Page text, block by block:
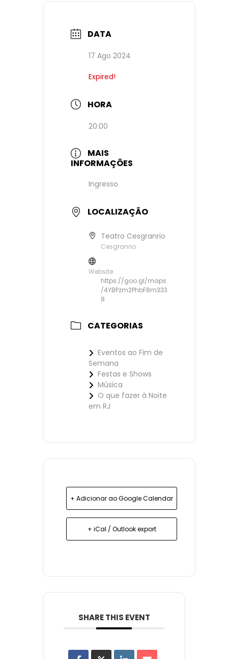
DATA
17 Ago 2024
Expired!
HORA
20:00
MAIS
INFORMAÇÕES
Ingresso
LOCALIZAÇÃO
Teatro Cesgranrio
Cesgranrio
Website
https://goo.gl/maps
/4YBPzm2PhbF8m333
8
CATEGORIAS
Eventos ao Fim de
Semana
Festas e Shows
Música
O que fazer à Noite
em RJ
+ Adicionar ao Google Calendar
+ iCal / Outlook export
SHARE THIS EVENT